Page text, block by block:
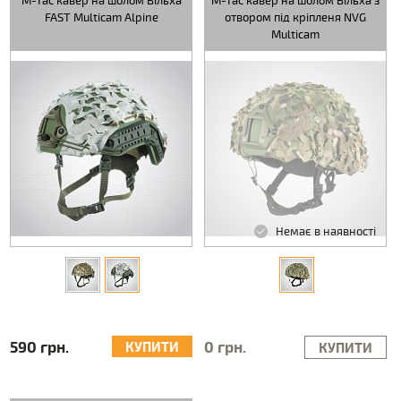
FAST Multicam Alpine
590 грн. КУПИТИ
отвором під кріпленя NVG
Multicam
Немає в наявності
0 грн. КУПИТИ